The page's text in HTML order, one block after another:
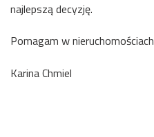
najlepszą decyzję.
Pomagam w nieruchomościach
Karina Chmiel